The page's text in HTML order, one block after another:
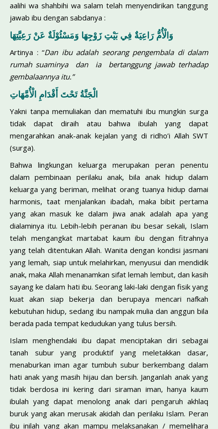
aalihi wa shahbihi wa salam telah menyendirikan tanggung
jawab ibu dengan sabdanya :
وَالْأُمُّ رَاعِيَةٌ فِي بَيْتِ زَوْجِهَا وَمَسْئُوْلَةٌ عَنْ رَعِيَّتِهَا
Artinya : “Dan ibu adalah seorang pengembala di dalam
rumah suaminya dan ia bertanggung jawab terhadap
gembalaannya itu.”
الْجَنَّةُ تَحْتَ أَقْدَامِ الْأُمَّهَاتِ
Yakni tanpa memuliakan dan mematuhi ibu mungkin surga
tidak dapat diraih atau bahwa ibulah yang dapat
mengarahkan anak-anak kejalan yang di ridho’i Allah SWT
(surga).
Bahwa lingkungan keluarga merupakan peran penentu
dalam pembinaan perilaku anak, bila anak hidup dalam
keluarga yang beriman, melihat orang tuanya hidup damai
harmonis, taat menjalankan ibadah, maka bibit pertama
yang akan masuk ke dalam jiwa anak adalah apa yang
dialaminya itu. Lebih-lebih peranan ibu besar sekali, Islam
telah mengangkat martabat kaum ibu dengan fitrahnya
yang telah ditentukan Allah. Wanita dengan kondisi jasmani
yang lemah, siap untuk melahirkan, menyusui dan mendidik
anak, maka Allah menanamkan sifat lemah lembut, dan kasih
sayang ke dalam hati ibu. Seorang laki-laki dengan fisik yang
kuat akan siap bekerja dan berupaya mencari nafkah
kebutuhan hidup, sedang ibu nampak mulia dan anggun bila
berada pada tempat kedudukan yang tulus bersih.
Islam menghendaki ibu dapat menciptakan diri sebagai
tanah subur yang produktif yang meletakkan dasar,
menaburkan iman agar tumbuh subur berkembang dalam
hati anak yang masih hijau dan bersih. Janganlah anak yang
tidak berdosa ini kering dari siraman iman, hanya kaum
ibulah yang dapat menolong anak dari pengaruh akhlaq
buruk yang akan merusak akidah dan perilaku Islam. Peran
ibu inilah yang akan mampu melaksanakan / memelihara